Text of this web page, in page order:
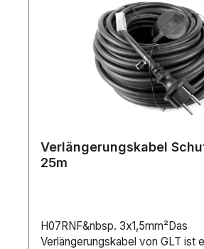
Verlängerungskabel
25m
H07RNF&nbsp. 3x1,5mm²Das
Verlängerungskabel von GLT ist